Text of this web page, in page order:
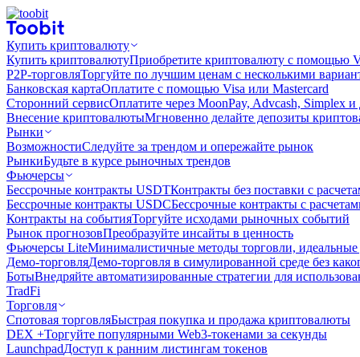
Купить криптовалюту
Купить криптовалютуПриобретите криптовалюту с помощью
P2P-торговляТоргуйте по лучшим ценам с несколькими
Банковская картаОплатите с помощью Visa или Mastercard
Сторонний сервисОплатите через MoonPay, Advcash, Simplex и
Внесение криптовалютыМгновенно делайте депозиты
Рынки
ВозможностиСледуйте за трендом и опережайте рынок
РынкиБудьте в курсе рыночных трендов
Фьючерсы
Бессрочные контракты USDTКонтракты без поставки с
Бессрочные контракты USDCБессрочные контракты с
Контракты на событияТоргуйте исходами рыночных событий
Рынок прогнозовПреобразуйте инсайты в ценность
Фьючерсы LiteМинималистичные методы торговли, идеальные
Демо-торговляДемо-торговля в симулированной среде без
БотыВнедряйте автоматизированные стратегии для
TradFi
Торговля
Спотовая торговляБыстрая покупка и продажа криптовалюты
DEX +Торгуйте популярными Web3-токенами за секунды
LaunchpadДоступ к ранним листингам токенов